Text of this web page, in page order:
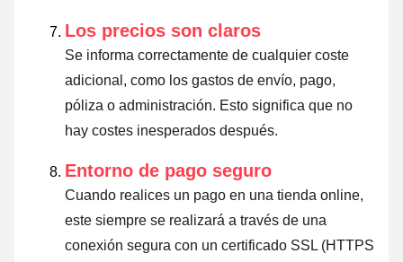
Los precios son claros
Se informa correctamente de cualquier coste
adicional, como los gastos de envío, pago,
póliza o administración. Esto significa que no
hay costes inesperados después.
Entorno de pago seguro
Cuando realices un pago en una tienda online,
este siempre se realizará a través de una
conexión segura con un certificado SSL (HTTPS